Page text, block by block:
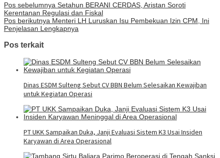
Pos sebelumnya Setahun BERANI CERDAS, Aristan Soroti
Kerentanan Regulasi dan Fiskal
Pos berikutnya Menteri LH Luruskan Isu Pembekuan Izin CPM, Ini
Penjelasan Lengkapnya
Pos terkait
Dinas ESDM Sulteng Sebut CV BBN Belum Selesaikan Kewajiban
untuk Kegiatan Operasi
PT UKK Sampaikan Duka, Janji Evaluasi Sistem K3 Usai Insiden
Karyawan di Area Operasional